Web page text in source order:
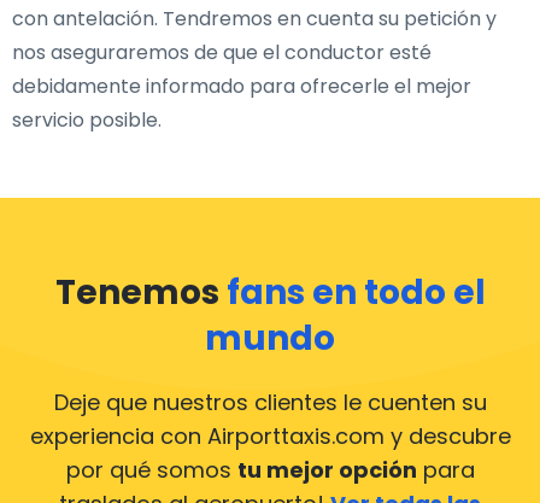
con antelación. Tendremos en cuenta su petición y
nos aseguraremos de que el conductor esté
debidamente informado para ofrecerle el mejor
servicio posible.
Tenemos fans en todo el
mundo
Deje que nuestros clientes le cuenten su
experiencia con Airporttaxis.com y descubre
por qué somos tu mejor opción para